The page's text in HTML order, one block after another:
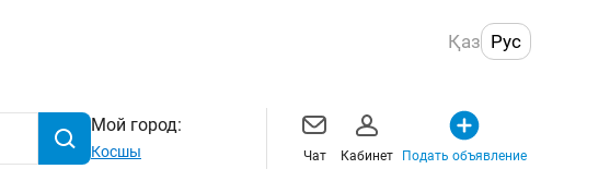
Қаз Рус
Мой город:
Косшы Чат Кабинет Подать объявление